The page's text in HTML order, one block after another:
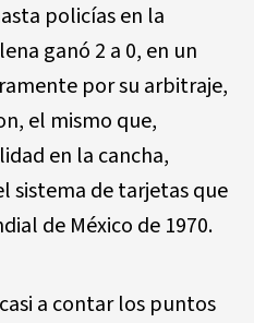
policías en la
ganó 2 a 0, en un
por su arbitraje,
el mismo que,
en la cancha,
sistema de tarjetas que
de México de 1970.
a contar los puntos